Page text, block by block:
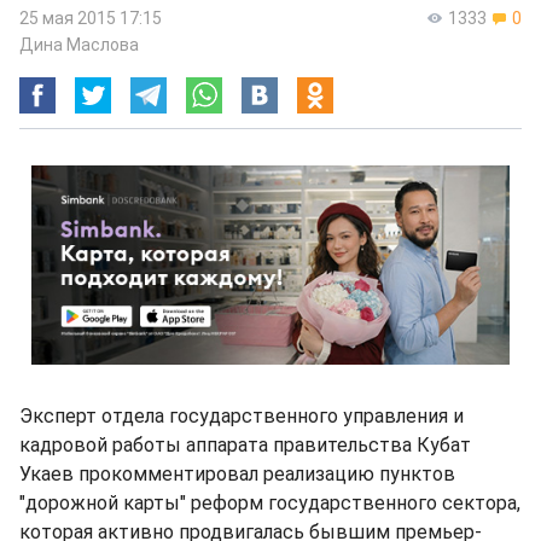
1333 0
25 мая 2015 17:15
Дина Маслова
Эксперт отдела государственного управления и
кадровой работы аппарата правительства Кубат
Укаев прокомментировал реализацию пунктов
"дорожной карты" реформ государственного сектора,
которая активно продвигалась бывшим премьер-